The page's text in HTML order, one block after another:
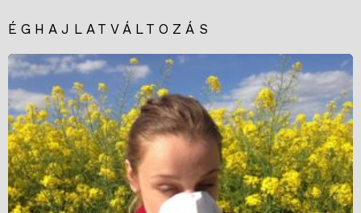
ÉGHAJLATVÁLTOZÁS